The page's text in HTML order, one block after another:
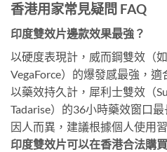
香港用家常見疑問 FAQ
印度雙效片邊款效果最強？
以硬度表現計，威而鋼雙效（如
VegaForce）的爆發感最強，
以藥效持久計，犀利士雙效（
Tadarise）的36小時藥效窗口
因人而異，建議根據個人使用
印度雙效片可以在香港合法購